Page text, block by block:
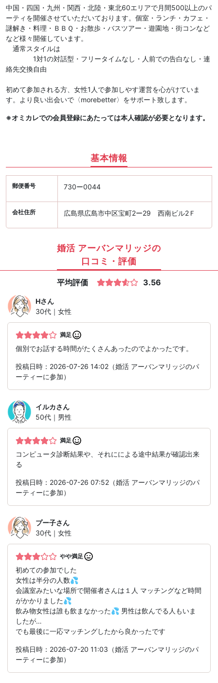
中国・四国・九州・関西・北陸・東北60エリアで月間500以上のパ
ーティを開催させていただいております。個室・ランチ・カフェ・
謎解き・料理・ＢＢＱ・お散歩・バスツアー・遊園地・街コンなど
など様々開催しています。
通常スタイルは
1対1の対話型・フリータイムなし・人前での告白なし・連
絡先交換自由
初めて参加される方、女性1人で参加しやす運営を心がけていま
す。より良い出会いで〈morebetter〉をサポート致します。
※オミカレでの会員登録にあたっては本人確認が必要となります。
基本情報
郵便番号 730ー0044
会社住所 広島県広島市中区宝町2ー29 西南ビル2Ｆ
婚活 アーバンマリッジの
口コミ・評価
平均評価 3.56
Hさん
30代｜女性
満足
個別でお話する時間がたくさんあったのでよかったです。
投稿日時：2026-07-26 14:02（婚活 アーバンマリッジのパ
ーティーに参加）
イルカさん
50代｜男性
満足
コンピュータ診断結果や、それにによる途中結果が確認出来
る
投稿日時：2026-07-26 07:52（婚活 アーバンマリッジのパ
ーティーに参加）
プー子さん
30代｜女性
やや満足
初めての参加でした
女性は半分の人数💦
会議室みたいな場所で開催者さんは１人 マッチングなど時間
がかかりました💦
飲み物女性は誰も飲まなかった💦 男性は飲んでる人もいま
したが…
でも最後に一応マッチングしたから良かったです
投稿日時：2026-07-20 11:03（婚活 アーバンマリッジのパ
ーティーに参加）